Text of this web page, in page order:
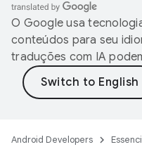
O Google usa
conteúdos para seu
traduções com IA
Android Developers